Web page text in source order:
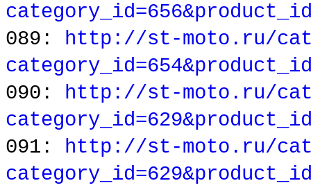
089: http://st-moto.ru/
090: http://st-moto.ru/
091: http://st-moto.ru/